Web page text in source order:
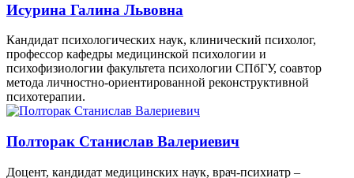
Исурина Галина Львовна
Кандидат психологических наук, клинический психолог,
профессор кафедры медицинской психологии и
психофизиологии факультета психологии СПбГУ, соавтор
метода личностно-ориентированной реконструктивной
психотерапии.
Полторак Станислав Валериевич
Доцент, кандидат медицинских наук, врач-психиатр –